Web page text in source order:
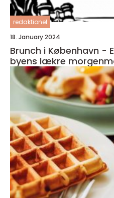
redaktionel
18. January 2024
Brunch i København -
byens lækre